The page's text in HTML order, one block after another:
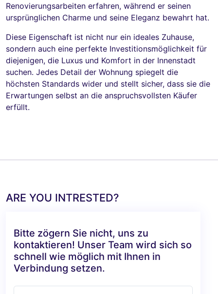
Renovierungsarbeiten erfahren, während er seinen
ursprünglichen Charme und seine Eleganz bewahrt hat.
Diese Eigenschaft ist nicht nur ein ideales Zuhause,
sondern auch eine perfekte Investitionsmöglichkeit für
diejenigen, die Luxus und Komfort in der Innenstadt
suchen. Jedes Detail der Wohnung spiegelt die
höchsten Standards wider und stellt sicher, dass sie die
Erwartungen selbst an die anspruchsvollsten Käufer
erfüllt.
ARE YOU INTRESTED?
Bitte zögern Sie nicht, uns zu
kontaktieren! Unser Team wird sich so
schnell wie möglich mit Ihnen in
Verbindung setzen.